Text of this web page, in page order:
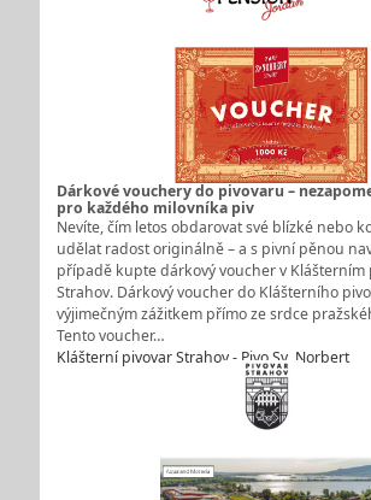
Dárkové vouchery do pivovaru –
pro každého milovníka piv
Nevíte, čím letos obdarovat své blízké nebo
udělat radost originálně – a s pivní pěnou
případě kupte dárkový voucher v Klášterním
Strahov. Dárkový voucher do Klášterního
výjimečným zážitkem přímo ze srdce
Tento voucher…
Klášterní pivovar Strahov - Pivo Sv. Norbert